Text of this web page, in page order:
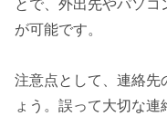
とで、外出先やパソ
が可能です。
注意点として、連絡先
ょう。誤って大切な